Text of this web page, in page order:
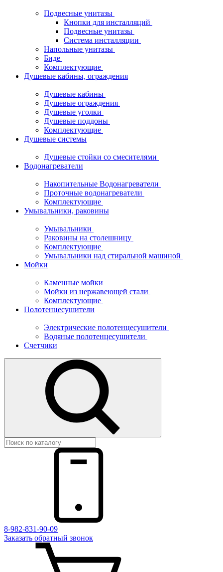
Подвесные унитазы
Кнопки для инсталляций
Подвесные унитазы
Система инсталляции
Напольные унитазы
Биде
Комплектующие
Душевые кабины, ограждения
Душевые кабины
Душевые ограждения
Душевые уголки
Душевые поддоны
Комплектующие
Душевые системы
Душевые стойки со смесителями
Водонагреватели
Накопительные Водонагреватели
Проточные водонагреватели
Комплектующие
Умывальники, раковины
Умывальники
Раковины на столешницу
Комплектующие
Умывальники над стиральной машиной
Мойки
Каменные мойки
Мойки из нержавеющей стали
Комплектующие
Полотенцесушители
Электрические полотенцесушители
Водяные полотенцесушители
Счетчики
8-982-831-90-09
Заказать обратный звонок